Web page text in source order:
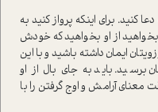
کنید. برای اینکه پرواز کنید به
از او بخواهید که خودش
ایمان داشته باشید و با این
برسید. باید به جای بال از او
آرامش و اوج گرفتن را با